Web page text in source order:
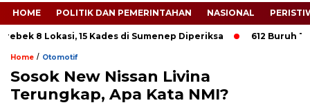
HOME POLITIK DAN PEMERINTAHAN NASIONAL
8 Lokasi, 15 Kades di Sumenep Diperiksa 612 Buruh Tani
Home / Otomotif
Sosok New Nissan Livina
Terungkap, Apa Kata NMI?